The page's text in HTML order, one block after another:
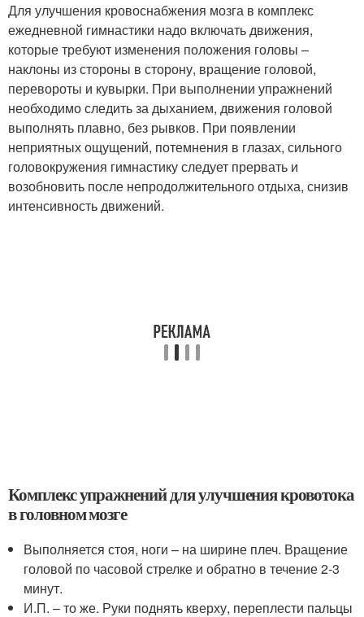
Для улучшения кровоснабжения мозга в комплекс
ежедневной гимнастики надо включать движения,
которые требуют изменения положения головы –
наклоны из стороны в сторону, вращение головой,
перевороты и кувырки. При выполнении упражнений
необходимо следить за дыханием, движения головой
выполнять плавно, без рывков. При появлении
неприятных ощущений, потемнения в глазах, сильного
головокружения гимнастику следует прервать и
возобновить после непродолжительного отдыха, снизив
интенсивность движений.
Комплекс упражнений для улучшения кровотока
в головном мозге
Выполняется стоя, ноги – на ширине плеч. Вращение
головой по часовой стрелке и обратно в течение 2-3
минут.
И.П. – то же. Руки поднять кверху, переплести пальцы